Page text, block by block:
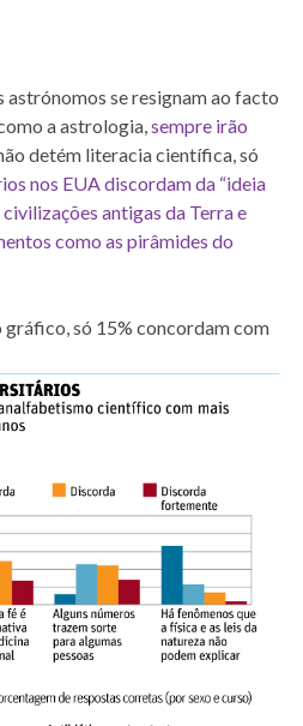
astrónomos se resignam ao facto
a astrologia,sempre irão
detém literacia científica, só
nos EUA discordam da “ideia
antigas da Terra e
como as pirâmides do
gráfico, só 15% concordam com